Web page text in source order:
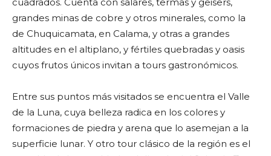
grandes minas de cobre y otros minerales, como la
de Chuquicamata, en Calama, y otras a grandes
altitudes en el altiplano, y fértiles quebradas y oasis
cuyos frutos únicos invitan a tours gastronómicos.
Entre sus puntos más visitados se encuentra el Valle
de la Luna, cuya belleza radica en los colores y
formaciones de piedra y arena que lo asemejan a la
superficie lunar. Y otro tour clásico de la región es el